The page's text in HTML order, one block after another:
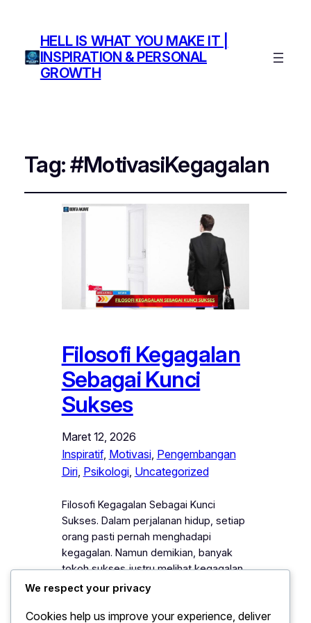
HELL IS WHAT YOU MAKE IT |
INSPIRATION & PERSONAL
GROWTH
Tag:#MotivasiKegagalan
Filosofi Kegagalan
Sebagai Kunci
Sukses
Maret 12, 2026
Inspiratif, Motivasi, Pengembangan
Diri, Psikologi, Uncategorized
Filosofi Kegagalan Sebagai Kunci
Sukses. Dalam perjalanan hidup, setiap
orang pasti pernah menghadapi
kegagalan. Namun demikian, banyak
tokoh sukses justru melihat kegagalan
sebagai bagian penting dari proses
pemahaman bahwa filosofi kegagalan
We respect your privacy
Cookies help us improve your experience, deliver